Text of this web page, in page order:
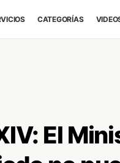
CATEGORÍAS
El